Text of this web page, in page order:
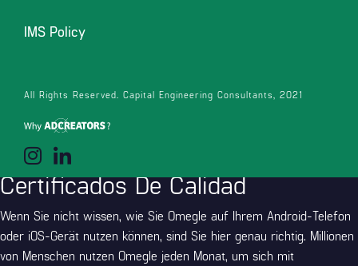
IMS Policy
All Rights Reserved. Capital Engineering Consultants, 2021
Partnern. Für viele Freunde zufälliger Videochats war Omegle die
definitiv nicht, sich auf nur einen anonymen Videochat zu
beschränken. Dieser Videochat hat natürlich auch eine App fürs
Smartphone.
Certificados De Calidad
Wenn Sie nicht wissen, wie Sie Omegle auf Ihrem Android-Telefon
oder iOS-Gerät nutzen können, sind Sie hier genau richtig. Millionen
von Menschen nutzen Omegle jeden Monat, um sich mit